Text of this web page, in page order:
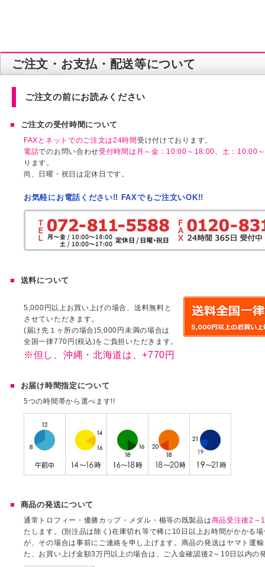
ご注文・お支払・配送等について
ご注文の前にお読みください
ご注文の受付時間について
FAXとネットでのご注文は24時間受け付けております。
電話でのお問い合わせ受付時間は月～金：10:00～18:00、土：10:00
ります。
尚、日曜・祝日は定休日です。
お気軽にお電話ください!! FAXでもご注文いOK!!
送料について
5,000円以上お買い上げの場合、送料無料と
させていただきます。
(届け先１ヶ所の場合)5,000円未満の場合は
全国一律770円(税込)をご負担いただきます。
※但し、沖縄・北海道は、+770円
お届け時間指定について
5つの時間帯から選べます!!
商品の発送について
通常トロフィー・優勝カップ・メダル・楯等の既製品は商品受注後2～
たします。(別注品は除く)在庫切れ等で稀に10日以上お時間がかかる
が、その場合は事前にご連絡を申し上げます。商品の発送はヤマト運
た、お買い上げ金額3万円以上の場合は、ご入金確認後2～10日以内の